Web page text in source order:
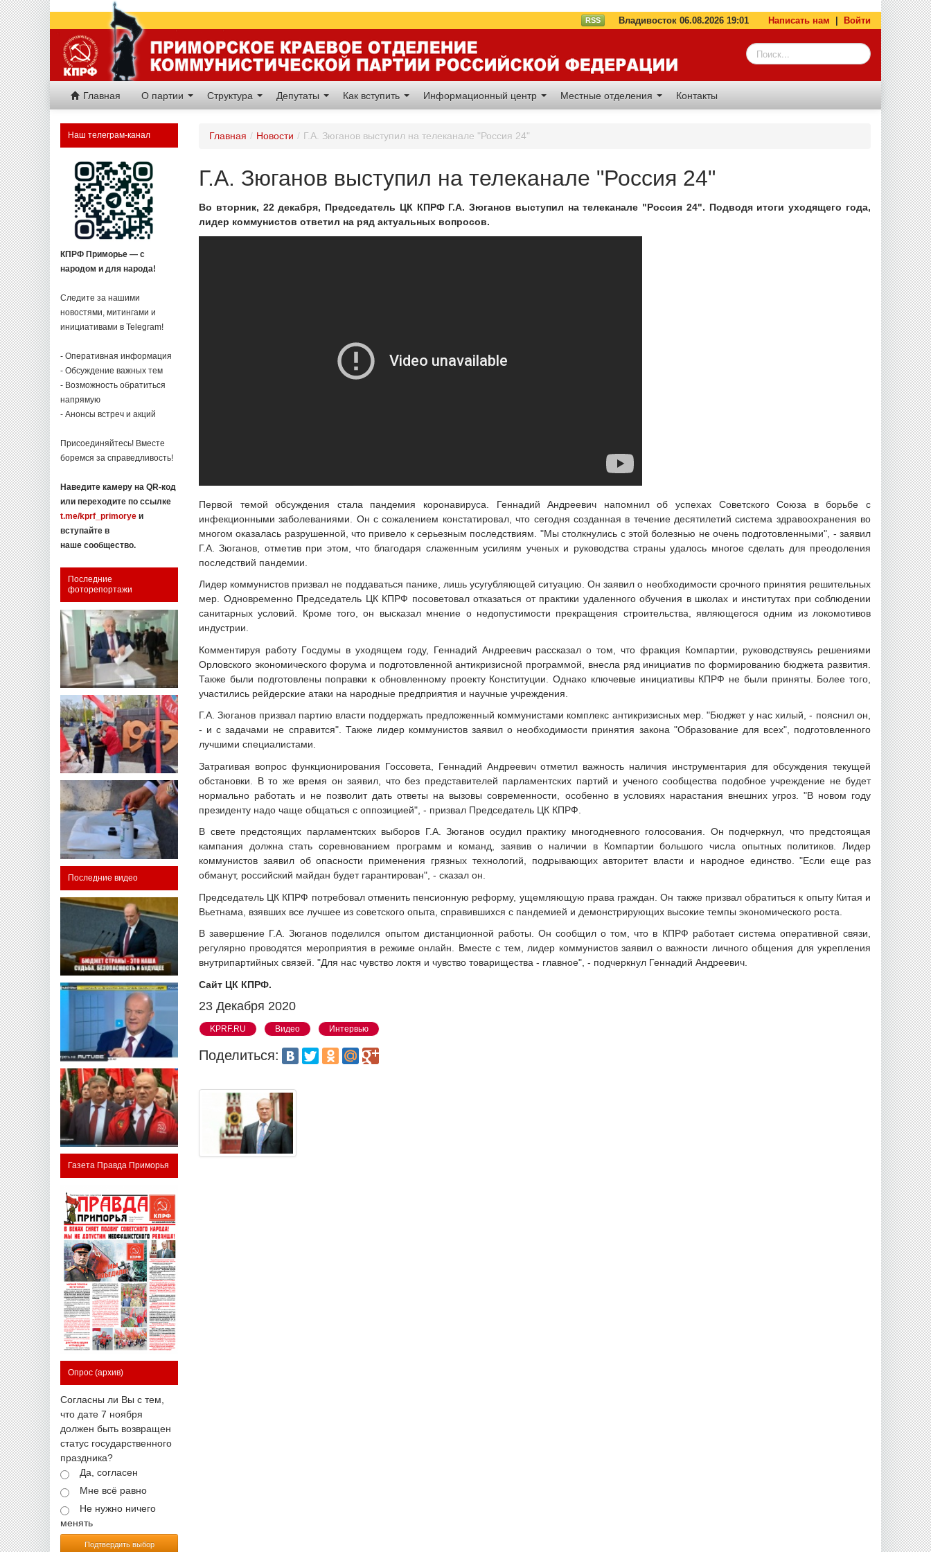
RSS Владивосток 06.08.2026 19:01 Написать нам Войти
Главная О партии Структура Депутаты Как вступить Информационный центр Местные отделения Контакты
Наш телеграм-канал
КПРФ Приморье — с
народом и для народа!
Следите за нашими
новостями, митингами и
инициативами в Telegram!
- Оперативная информация
- Обсуждение важных тем
- Возможность обратиться
напрямую
- Анонсы встреч и акций
Присоединяйтесь! Вместе
боремся за справедливость!
Наведите камеру на QR-код
или переходите по ссылке
t.me/kprf_primorye и
вступайте в
наше сообщество.
Последние
фоторепортажи
Последние видео
Газета Правда Приморья
Опрос (архив)
Согласны ли Вы с тем,
что дате 7 ноября
должен быть возвращен
статус государственного
праздника?
Да, согласен
Мне всё равно
Не нужно ничего
менять
Подтвердить выбор
Главная / Новости / Г.А. Зюганов выступил на телеканале "Россия 24"
Г.А. Зюганов выступил на телеканале "Россия 24"
Во вторник, 22 декабря, Председатель ЦК КПРФ Г.А. Зюганов выступил на телеканале "Россия 24". Подводя итоги уходящего года,
лидер коммунистов ответил на ряд актуальных вопросов.
Первой темой обсуждения стала пандемия коронавируса. Геннадий Андреевич напомнил об успехах Советского Союза в борьбе с
инфекционными заболеваниями. Он с сожалением констатировал, что сегодня созданная в течение десятилетий система здравоохранения во
многом оказалась разрушенной, что привело к серьезным последствиям. "Мы столкнулись с этой болезнью не очень подготовленными", - заявил
Г.А. Зюганов, отметив при этом, что благодаря слаженным усилиям ученых и руководства страны удалось многое сделать для преодоления
последствий пандемии.
Лидер коммунистов призвал не поддаваться панике, лишь усугубляющей ситуацию. Он заявил о необходимости срочного принятия решительных
мер. Одновременно Председатель ЦК КПРФ посоветовал отказаться от практики удаленного обучения в школах и институтах при соблюдении
санитарных условий. Кроме того, он высказал мнение о недопустимости прекращения строительства, являющегося одним из локомотивов
индустрии.
Комментируя работу Госдумы в уходящем году, Геннадий Андреевич рассказал о том, что фракция Компартии, руководствуясь решениями
Орловского экономического форума и подготовленной антикризисной программой, внесла ряд инициатив по формированию бюджета развития.
Также были подготовлены поправки к обновленному проекту Конституции. Однако ключевые инициативы КПРФ не были приняты. Более того,
участились рейдерские атаки на народные предприятия и научные учреждения.
Г.А. Зюганов призвал партию власти поддержать предложенный коммунистами комплекс антикризисных мер. "Бюджет у нас хилый, - пояснил он,
- и с задачами не справится". Также лидер коммунистов заявил о необходимости принятия закона "Образование для всех", подготовленного
лучшими специалистами.
Затрагивая вопрос функционирования Госсовета, Геннадий Андреевич отметил важность наличия инструментария для обсуждения текущей
обстановки. В то же время он заявил, что без представителей парламентских партий и ученого сообщества подобное учреждение не будет
нормально работать и не позволит дать ответы на вызовы современности, особенно в условиях нарастания внешних угроз. "В новом году
президенту надо чаще общаться с оппозицией", - призвал Председатель ЦК КПРФ.
В свете предстоящих парламентских выборов Г.А. Зюганов осудил практику многодневного голосования. Он подчеркнул, что предстоящая
кампания должна стать соревнованием программ и команд, заявив о наличии в Компартии большого числа опытных политиков. Лидер
коммунистов заявил об опасности применения грязных технологий, подрывающих авторитет власти и народное единство. "Если еще раз
обманут, российский майдан будет гарантирован", - сказал он.
Председатель ЦК КПРФ потребовал отменить пенсионную реформу, ущемляющую права граждан. Он также призвал обратиться к опыту Китая и
Вьетнама, взявших все лучшее из советского опыта, справившихся с пандемией и демонстрирующих высокие темпы экономического роста.
В завершение Г.А. Зюганов поделился опытом дистанционной работы. Он сообщил о том, что в КПРФ работает система оперативной связи,
регулярно проводятся мероприятия в режиме онлайн. Вместе с тем, лидер коммунистов заявил о важности личного общения для укрепления
внутрипартийных связей. "Для нас чувство локтя и чувство товарищества - главное", - подчеркнул Геннадий Андреевич.
Сайт ЦК КПРФ.
23 Декабря 2020
KPRF.RU Видео Интервью
Поделиться: